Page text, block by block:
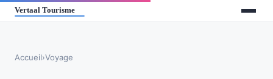
Accueil›Voyage